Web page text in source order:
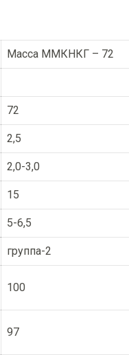
Масса ММКНКГ – 72
72
2,5
2,0-3,0
15
5-6,5
группа-2
100
97